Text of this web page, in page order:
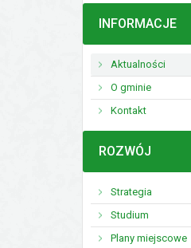
MENU
INFORMACJE
Aktualności
O gminie
Kontakt
MENU
ROZWÓJ
Strategia
Studium
Plany miejscowe